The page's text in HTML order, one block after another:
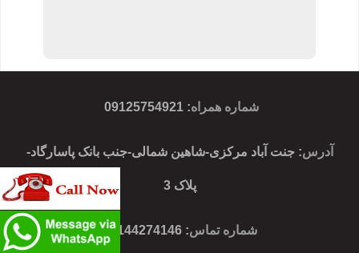
شماره همراه:
09125754921
آدرس: جنت آباد مرکزی-شاهین شمالی-جنب بانک پاسارگاد-
پلاک 3
شماره تماس: 02144274146